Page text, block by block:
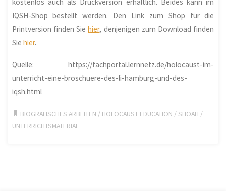
IQSH-Shop bestellt werden. Den Link zum Shop für die
Printversion finden Siehier, denjenigen zum Download finden
Sie hier.
Quelle: https://fachportal.lernnetz.de/holocaust-im-
unterricht-eine-broschuere-des-li-hamburg-und-des-
iqsh.html
BIOGRAFISCHES ARBEITEN / HOLOCAUST EDUCATION / SHOAH /
UNTERRICHTSMATERIAL